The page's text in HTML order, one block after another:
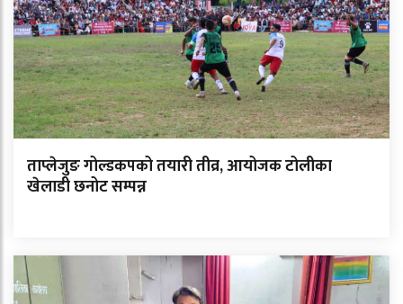
ताप्लेजुङ गोल्डकपको तयारी तीव्र, आयोजक टोलीका
खेलाडी छनोट सम्पन्न